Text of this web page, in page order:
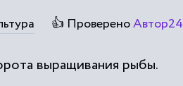
👍 ПровереноАвтор24
выpaщивaния pыбы.